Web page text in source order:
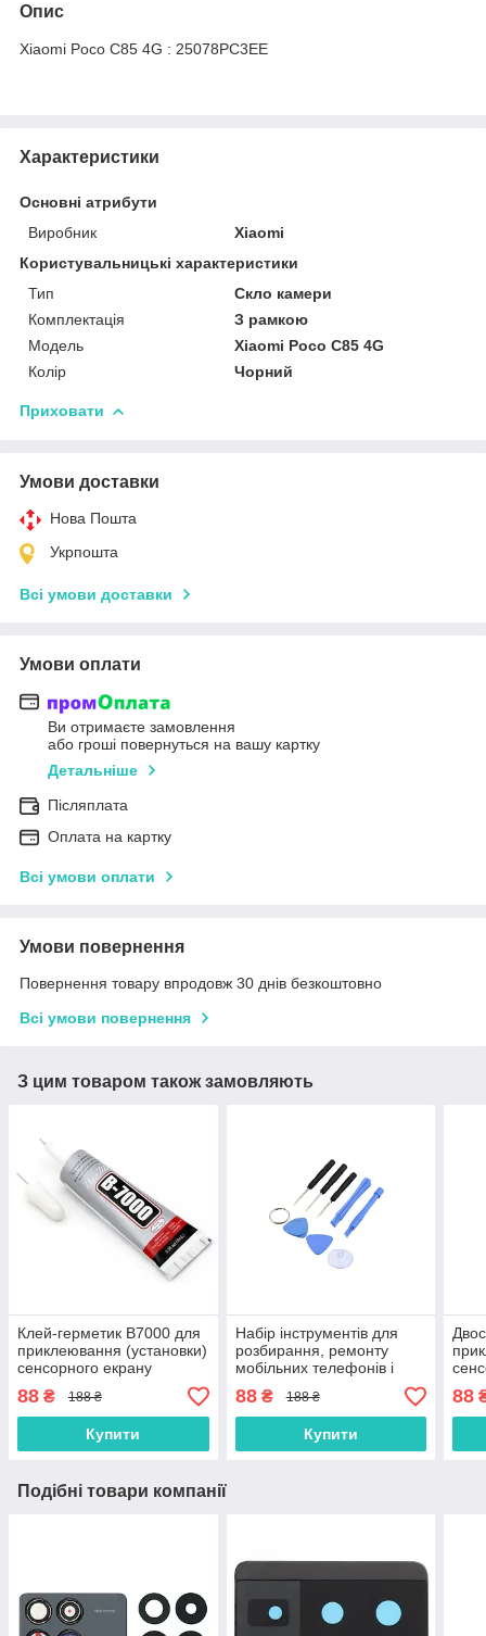
Опис
Xiaomi Poco C85 4G : 25078PC3EE
Характеристики
Основні атрибути
Виробник
Xiaomi
Користувальницькі характеристики
Тип
Скло камери
Комплектація
З рамкою
Мoдель
Xiaomi Poco C85 4G
Колір
Чорний
Приховати
Умови доставки
Нова Пошта
Укрпошта
Всі умови доставки
Умови оплати
Ви отримаєте замовлення
або гроші повернуться на вашу картку
Детальніше
Післяплата
Оплата на картку
Всі умови оплати
Умови повернення
Повернення товару впродовж 30 днів безкоштовно
Всі умови повернення
З цим товаром також замовляють
Клей-герметик B7000 для
приклеювання (установки)
сенсорного екрану
(модуля) 15 мл
88 ₴ 188 ₴
Купити
Набір інструментів для
розбирання, ремонту
мобільних телефонів і
88₴ 188 ₴
Купити
88
Подібні товари компанії